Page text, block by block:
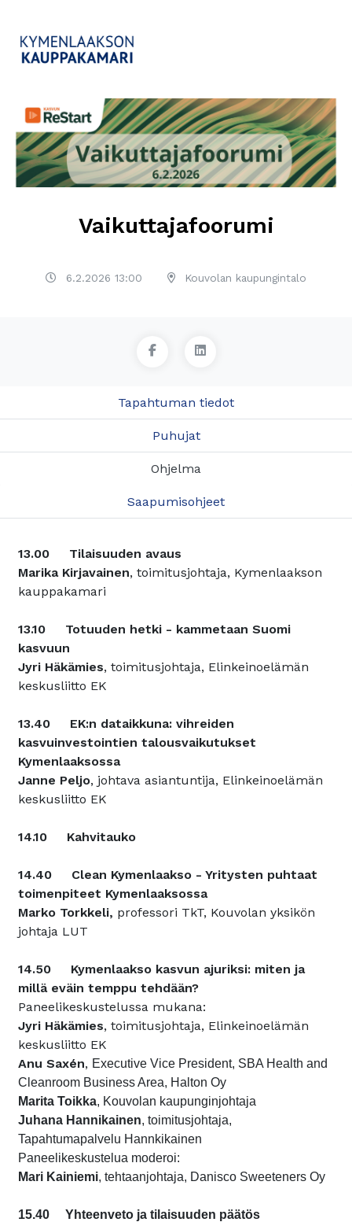
Vaikuttajafoorumi
6.2.2026 13:00 Kouvolan kaupungintalo
Tapahtuman tiedot
Puhujat
Ohjelma
Saapumisohjeet
13.00 Tilaisuuden avaus
Marika Kirjavainen, toimitusjohtaja, Kymenlaakson
kauppakamari
13.10 Totuuden hetki - kammetaan Suomi
kasvuun
Jyri Häkämies, toimitusjohtaja, Elinkeinoelämän
keskusliitto EK
13.40 EK:n dataikkuna: vihreiden
kasvuinvestointien talousvaikutukset
Kymenlaaksossa
Janne Peljo, johtava asiantuntija, Elinkeinoelämän
keskusliitto EK
14.10 Kahvitauko
14.40 Clean Kymenlaakso - Yritysten puhtaat
toimenpiteet Kymenlaaksossa
Marko Torkkeli, professori TkT, Kouvolan yksikön
johtaja LUT
14.50 Kymenlaakso kasvun ajuriksi: miten ja
millä eväin temppu tehdään?
Paneelikeskustelussa mukana:
Jyri Häkämies, toimitusjohtaja, Elinkeinoelämän
keskusliitto EK
Anu Saxén, Executive Vice President, SBA Health and
Cleanroom Business Area, Halton Oy
Marita Toikka, Kouvolan kaupunginjohtaja
Juhana Hannikainen, toimitusjohtaja,
Tapahtumapalvelu Hannkikainen
Paneelikeskustelua moderoi:
Mari Kainiemi, tehtaanjohtaja, Danisco Sweeteners Oy
15.40 Yhteenveto ja tilaisuuden päätös